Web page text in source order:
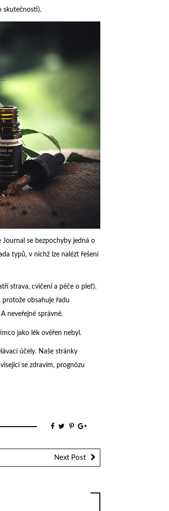
skutečnosti).
se bezpochyby jedná o
typů, v nichž lze nalézt řešení
strava, cvičení a péče o pleť).
obsahuje řadu
neveřejné správné.
jako lék ověřen nebyl.
účely. Naše stránky
se zdravím, prognózu
Next Post